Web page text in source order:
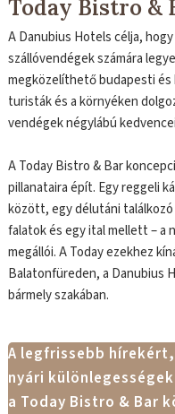
Today Bistro &
A Danubius Hotels célja,
szállóvendégek számára
megközelíthető budapesti és
turisták és a környéken
vendégek négylábú
A Today Bistro & Bar
pillanataira épít. Egy reggeli
között, egy délutáni
falatok és egy ital mellett – a
megállói. A Today ezekhez
Balatonfüreden, a Danubius
bármely szakában.
A legfrissebb
nyári
a Today Bistro & Bar